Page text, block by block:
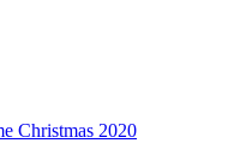
Christmas 2020